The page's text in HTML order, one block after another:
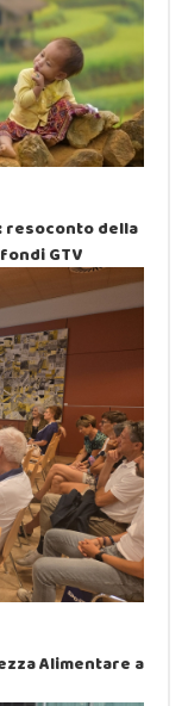
resoconto della
GTV
Alimentare a